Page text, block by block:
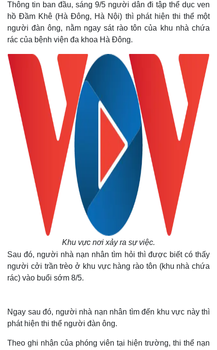
Thông tin ban đầu, sáng 9/5 người dân đi tập thể dục ven
hồ Đầm Khê (Hà Đông, Hà Nội) thì phát hiện thi thể một
người đàn ông, nằm ngay sát rào tôn của khu nhà chứa
rác của bệnh viện đa khoa Hà Đông.
Khu vực nơi xảy ra sự việc.
Sau đó, người nhà nạn nhân tìm hỏi thì được biết có thấy
người cởi trần trèo ở khu vực hàng rào tôn (khu nhà chứa
rác) vào buổi sớm 8/5.
Ngay sau đó, người nhà nạn nhân tìm đến khu vực này thì
phát hiện thi thể người đàn ông.
Theo ghi nhận của phóng viên tại hiện trường, thi thể nạn